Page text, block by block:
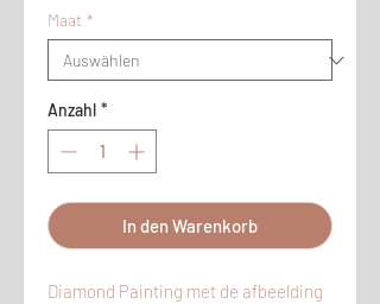
Maat *
Anzahl *
In den Warenkorb
Diamond Painting met de afbeelding